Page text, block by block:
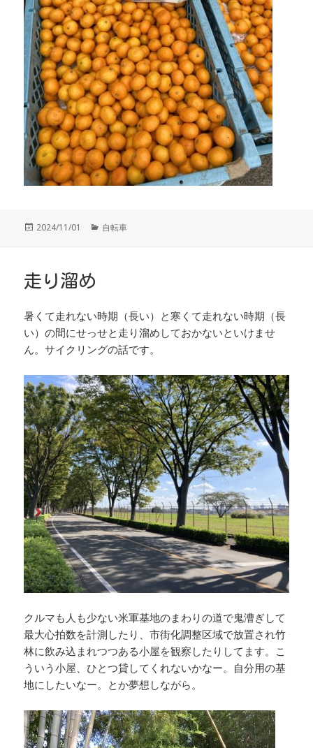
投
2024/11/01
カ
自転車
走り溜め
暑くて走れない時期（長い）と寒くて走れない時期（長
い）の間にせっせと走り溜めしておかないといけませ
ん。サイクリングの話です。
クルマも人も少ない米軍基地のまわりの道で鬼漕ぎして
最大心拍数を計測したり、市街化調整区域で放置され竹
林に飲み込まれつつある小屋を観察したりしてます。こ
ういう小屋、ひとつ貸してくれないかなー。自分用の基
地にしたいなー。とか夢想しながら。